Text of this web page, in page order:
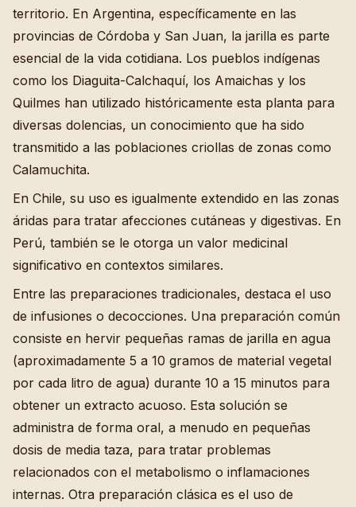
territorio. En Argentina, específicamente en las
provincias de Córdoba y San Juan, la jarilla es parte
esencial de la vida cotidiana. Los pueblos indígenas
como los Diaguita-Calchaquí, los Amaichas y los
Quilmes han utilizado históricamente esta planta para
diversas dolencias, un conocimiento que ha sido
transmitido a las poblaciones criollas de zonas como
Calamuchita.
En Chile, su uso es igualmente extendido en las zonas
áridas para tratar afecciones cutáneas y digestivas. En
Perú, también se le otorga un valor medicinal
significativo en contextos similares.
Entre las preparaciones tradicionales, destaca el uso
de infusiones o decocciones. Una preparación común
consiste en hervir pequeñas ramas de jarilla en agua
(aproximadamente 5 a 10 gramos de material vegetal
por cada litro de agua) durante 10 a 15 minutos para
obtener un extracto acuoso. Esta solución se
administra de forma oral, a menudo en pequeñas
dosis de media taza, para tratar problemas
relacionados con el metabolismo o inflamaciones
internas. Otra preparación clásica es el uso de